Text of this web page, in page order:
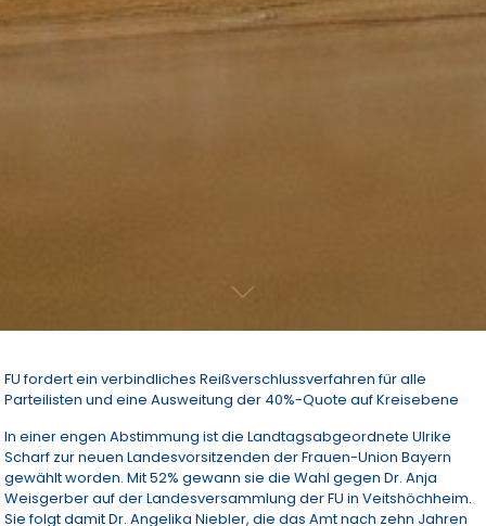
FU fordert ein verbindliches Reißverschlussverfahren für alle
Parteilisten und eine Ausweitung der 40%-Quote auf Kreisebene
In einer engen Abstimmung ist die Landtagsabgeordnete Ulrike
Scharf zur neuen Landesvorsitzenden der Frauen-Union Bayern
gewählt worden. Mit 52% gewann sie die Wahl gegen Dr. Anja
Weisgerber auf der Landesversammlung der FU in Veitshöchheim.
Sie folgt damit Dr. Angelika Niebler, die das Amt nach zehn Jahren